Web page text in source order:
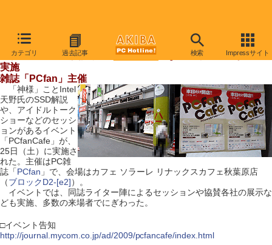
カテゴリ 過去記事 検索 Impressサイト
【 2009年7月25日号 】
「神様」のSSD解説やアイドルショーなどのイベントが25日
実施
雑誌「PCfan」主催
「神様」ことIntel
天野氏のSSD解説
や、アイドルトーク
ショーなどのセッシ
ョンがあるイベント
「PCfanCafe」が、
25日（土）に実施さ
れた。主催はPC雑
誌「PCfan 」で、会場はカフェ ソラーレ リナックスカフェ秋葉原店
（ブロックD2-[e2]）。
イベントでは、同誌ライター陣によるセッションや協賛各社の展示な
ども実施、多数の来場者でにぎわった。
□イベント告知
http://journal.mycom.co.jp/ad/2009/pcfancafe/index.html